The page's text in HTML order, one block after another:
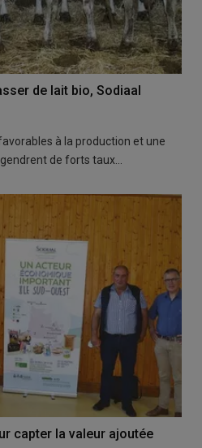
de lait bio, Sodiaal
à la production et une
de forts taux…
capter la valeur ajoutée